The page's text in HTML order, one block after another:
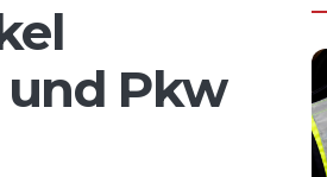
Pkw